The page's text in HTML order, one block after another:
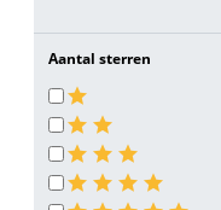
Aantal sterren